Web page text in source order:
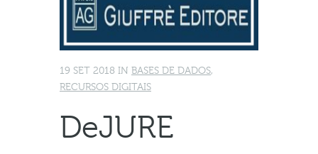
19 SET 2018 IN BASES DE DADOS,
RECURSOS DIGITAIS
DeJURE